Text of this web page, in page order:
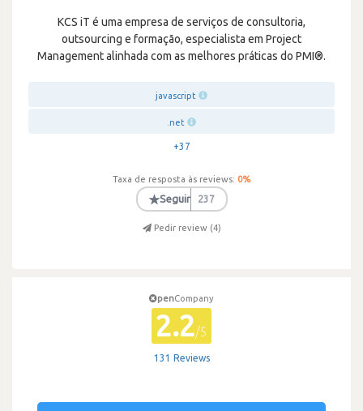
KCS iT é uma empresa de serviços de consultoria,
outsourcing e formação, especialista em Project
Management alinhada com as melhores práticas do PMI®.
javascript
.net
+37
Taxa de resposta às reviews: 0%
★Seguir 237
Pedir review (4)
penCompany
2.2/5
131 Reviews